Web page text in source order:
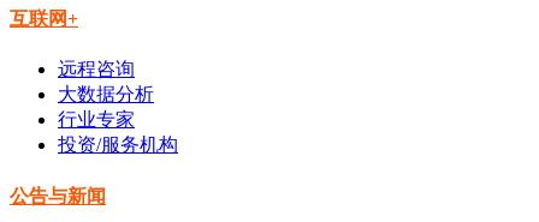
互联网+
远程咨询
大数据分析
行业专家
投资/服务机构
公告与新闻